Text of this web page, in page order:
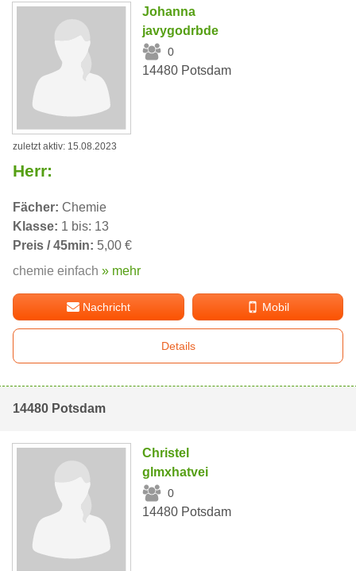
Johanna
javygodrbde
0
14480 Potsdam
zuletzt aktiv: 15.08.2023
Herr:
Fächer: Chemie
Klasse: 1 bis: 13
Preis / 45min: 5,00 €
chemie einfach » mehr
Nachricht Mobil
Details
14480 Potsdam
Christel
glmxhatvei
0
14480 Potsdam